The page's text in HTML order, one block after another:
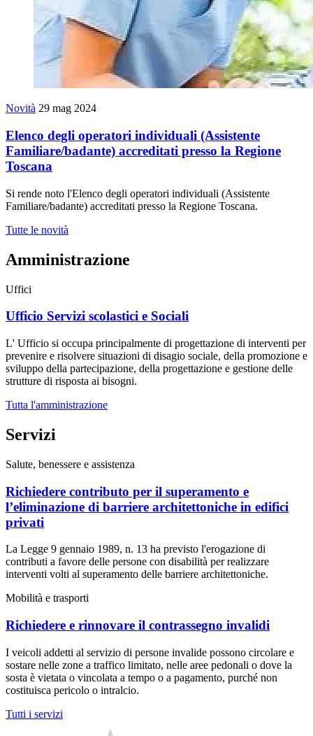
Novità 29 mag 2024
Elenco degli operatori individuali (Assistente
Familiare/badante) accreditati presso la Regione
Toscana
Si rende noto l'Elenco degli operatori individuali (Assistente
Familiare/badante) accreditati presso la Regione Toscana.
Tutte le novità
Amministrazione
Uffici
Ufficio Servizi scolastici e Sociali
L' Ufficio si occupa principalmente di progettazione di interventi per
prevenire e risolvere situazioni di disagio sociale, della promozione e
sviluppo della partecipazione, della progettazione e gestione delle
strutture di risposta ai bisogni.
Tutta l'amministrazione
Servizi
Salute, benessere e assistenza
Richiedere contributo per il superamento e
l’eliminazione di barriere architettoniche in edifici
privati
La Legge 9 gennaio 1989, n. 13 ha previsto l'erogazione di
contributi a favore delle persone con disabilità per realizzare
interventi volti al superamento delle barriere architettoniche.
Mobilità e trasporti
Richiedere e rinnovare il contrassegno invalidi
I veicoli addetti al servizio di persone invalide possono circolare e
sostare nelle zone a traffico limitato, nelle aree pedonali o dove la
sosta è vietata o vincolata a tempo o a pagamento, purché non
costituisca pericolo o intralcio.
Tutti i servizi